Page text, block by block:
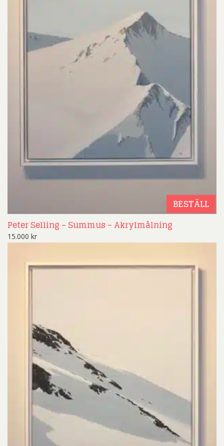
BESTÄLL
Peter Selling – Summus – Akrylmålning
15.000 kr